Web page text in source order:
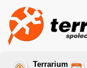
Terrarium